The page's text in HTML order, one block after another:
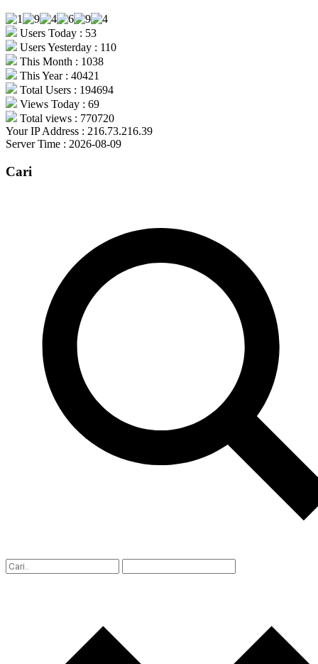
Users Today : 53
Users Yesterday : 110
This Month : 1038
This Year : 40421
Total Users : 194694
Views Today : 69
Total views : 770720
Your IP Address : 216.73.216.39
Server Time : 2026-08-09
Cari